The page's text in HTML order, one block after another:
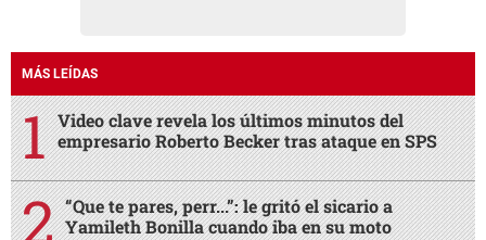
MÁS LEÍDAS
Video clave revela los últimos minutos del
empresario Roberto Becker tras ataque en SPS
“Que te pares, perr...”: le gritó el sicario a
Yamileth Bonilla cuando iba en su moto